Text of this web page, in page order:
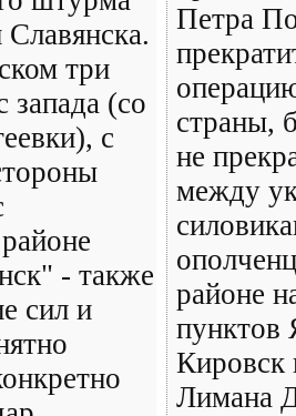
три
запада (со
с
- также
сил и
Петра
страны,
не
между
районе
пунктов
Кировск
Лимана